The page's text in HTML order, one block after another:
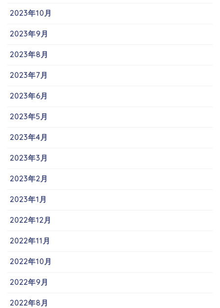
2023年10月
2023年9月
2023年8月
2023年7月
2023年6月
2023年5月
2023年4月
2023年3月
2023年2月
2023年1月
2022年12月
2022年11月
2022年10月
2022年9月
2022年8月